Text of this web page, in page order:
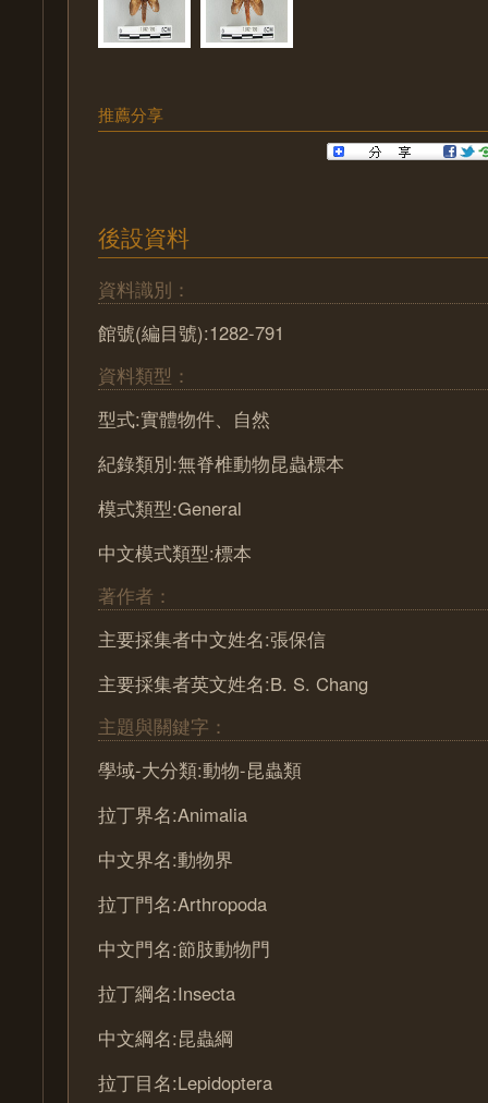
推薦分享
後設資料
資料識別：
館號(編目號):1282-791
資料類型：
型式:實體物件、自然
紀錄類別:無脊椎動物昆蟲標本
模式類型:General
中文模式類型:標本
著作者：
主要採集者中文姓名:張保信
主要採集者英文姓名:B. S. Chang
主題與關鍵字：
學域-大分類:動物-昆蟲類
拉丁界名:Animalia
中文界名:動物界
拉丁門名:Arthropoda
中文門名:節肢動物門
拉丁綱名:Insecta
中文綱名:昆蟲綱
拉丁目名:Lepidoptera